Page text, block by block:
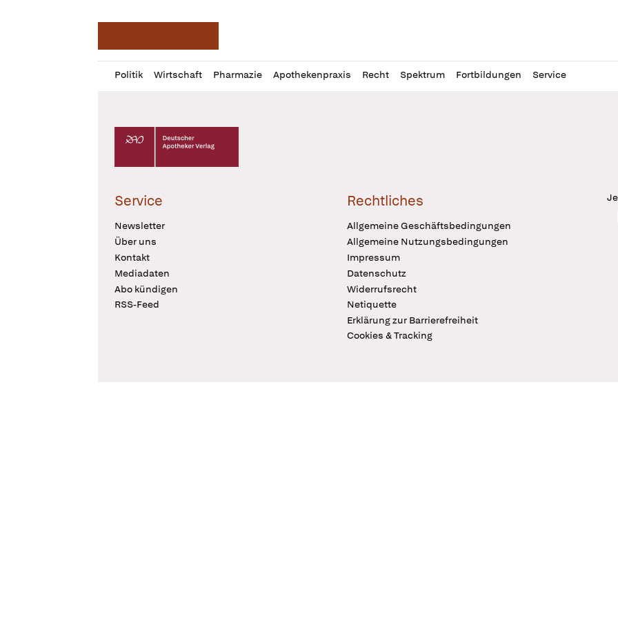
Politik Wirtschaft Pharmazie Apothekenpraxis Recht Spektrum Fortbildungen Service
Profil
öffnen
Daz
Pur
Deutscher Apotheker Verlag Logo
Service
Newsletter
Über uns
Kontakt
Mediadaten
Abo kündigen
RSS-Feed
Rechtliches
Allgemeine Geschäftsbedingungen
Allgemeine Nutzungsbedingungen
Impressum
Datenschutz
Widerrufsrecht
Netiquette
Erklärung zur Barrierefreiheit
Cookies & Tracking